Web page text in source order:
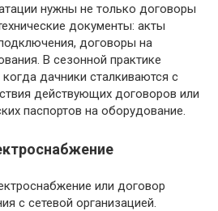
нужны не только договоры
документы: акты
договоры на
В сезонной практике
дачники сталкиваются с
действующих договоров или
паспортов на оборудование.
или договор
с сетевой организацией.